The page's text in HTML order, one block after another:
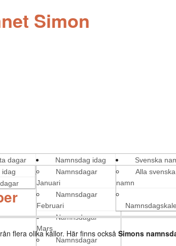
Simon
dagar
idag
Namnsdag idag
Namnsdagar
Januari
Namnsdagar
Februari
Namnsdagar
Mars
Namnsdagar
Svenska
Alla svenska
namn
flera olika källor. Här finns också Simons